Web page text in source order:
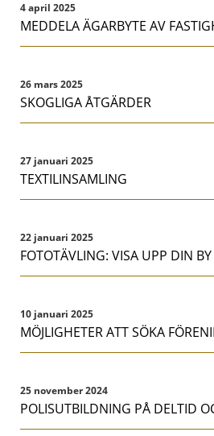
4 april 2025
MEDDELA ÄGARBYTE AV
26 mars 2025
SKOGLIGA ÅTGÄRDER
27 januari 2025
TEXTILINSAMLING
22 januari 2025
FOTOTÄVLING: VISA UPP DIN BY
10 januari 2025
MÖJLIGHETER ATT SÖKA
25 november 2024
POLISUTBILDNING PÅ DELTID